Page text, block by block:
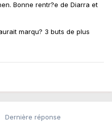
Bonne rentr?e de Diarra et
marqu? 3 buts de plus
Dernière réponse